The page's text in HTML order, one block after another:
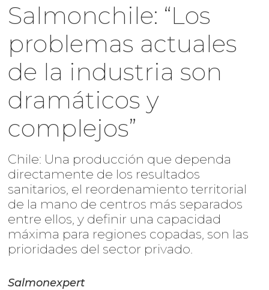
Salmonchile: “Los
problemas actuales
de la industria son
dramáticos y
complejos”
Chile: Una producción que dependa
directamente de los resultados
sanitarios, el reordenamiento territorial
de la mano de centros más separados
entre ellos, y definir una capacidad
máxima para regiones copadas, son las
prioridades del sector privado.
Salmonexpert